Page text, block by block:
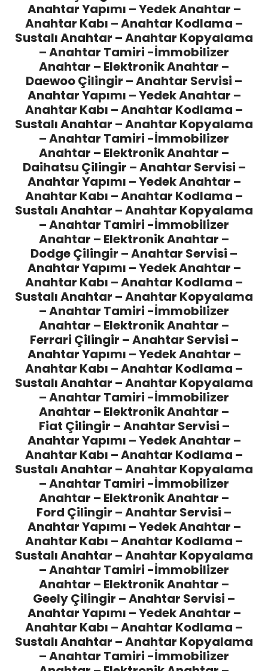
Anahtar Yapımı – Yedek Anahtar –
Anahtar Kabı – Anahtar Kodlama –
Sustalı Anahtar – Anahtar Kopyalama
– Anahtar Tamiri -İmmobilizer
Anahtar – Elektronik Anahtar –
Daewoo Çilingir – Anahtar Servisi –
Anahtar Yapımı – Yedek Anahtar –
Anahtar Kabı – Anahtar Kodlama –
Sustalı Anahtar – Anahtar Kopyalama
– Anahtar Tamiri -İmmobilizer
Anahtar – Elektronik Anahtar –
Daihatsu Çilingir – Anahtar Servisi –
Anahtar Yapımı – Yedek Anahtar –
Anahtar Kabı – Anahtar Kodlama –
Sustalı Anahtar – Anahtar Kopyalama
– Anahtar Tamiri -İmmobilizer
Anahtar – Elektronik Anahtar –
Dodge Çilingir – Anahtar Servisi –
Anahtar Yapımı – Yedek Anahtar –
Anahtar Kabı – Anahtar Kodlama –
Sustalı Anahtar – Anahtar Kopyalama
– Anahtar Tamiri -İmmobilizer
Anahtar – Elektronik Anahtar –
Ferrari Çilingir – Anahtar Servisi –
Anahtar Yapımı – Yedek Anahtar –
Anahtar Kabı – Anahtar Kodlama –
Sustalı Anahtar – Anahtar Kopyalama
– Anahtar Tamiri -İmmobilizer
Anahtar – Elektronik Anahtar –
Fiat Çilingir – Anahtar Servisi –
Anahtar Yapımı – Yedek Anahtar –
Anahtar Kabı – Anahtar Kodlama –
Sustalı Anahtar – Anahtar Kopyalama
– Anahtar Tamiri -İmmobilizer
Anahtar – Elektronik Anahtar –
Ford Çilingir – Anahtar Servisi –
Anahtar Yapımı – Yedek Anahtar –
Anahtar Kabı – Anahtar Kodlama –
Sustalı Anahtar – Anahtar Kopyalama
– Anahtar Tamiri -İmmobilizer
Anahtar – Elektronik Anahtar –
Geely Çilingir – Anahtar Servisi –
Anahtar Yapımı – Yedek Anahtar –
Anahtar Kabı – Anahtar Kodlama –
Sustalı Anahtar – Anahtar Kopyalama
– Anahtar Tamiri -İmmobilizer